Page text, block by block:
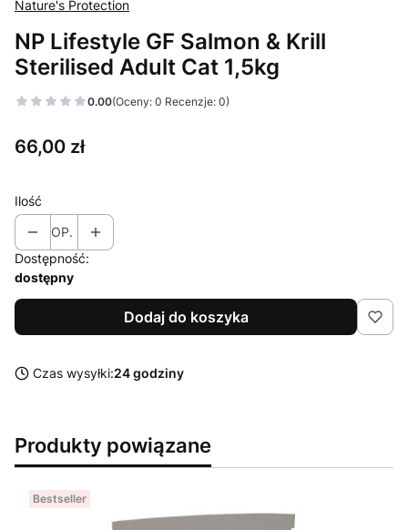
Nature's Protection
NP Lifestyle GF Salmon & Krill
Sterilised Adult Cat 1,5kg
0.00(Oceny: 0 Recenzje: 0)
Cena
66,00 zł
Ilość
OP.
Dostępność:
dostępny
Dodaj do koszyka
Czas wysyłki:24 godziny
Produkty powiązane
Bestseller